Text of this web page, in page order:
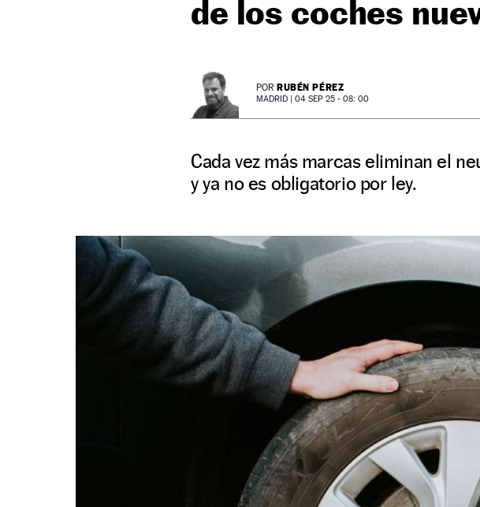
de los coches
POR RUBÉN PÉREZ
MADRID | 04 SEP 25 - 08: 00
Cada vez más marcas eliminan el
y ya no es obligatorio por ley.